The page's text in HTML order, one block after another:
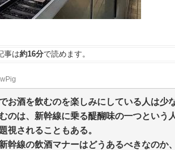
ナ！
ま
約
ンル
族
ヘッ
大嫌いで一口も食べられなかっ
だけ突然食べられるようになり、
間にまた食べられなくなった衝
Powered by livedoor 相互RSS
事は約16分で読めます。
酒を飲むのを楽しみにしている人は少
は、新幹線に乗る醍醐味の一つという
視されることもある。
幹線の飲酒マナーはどうあるべきなのか